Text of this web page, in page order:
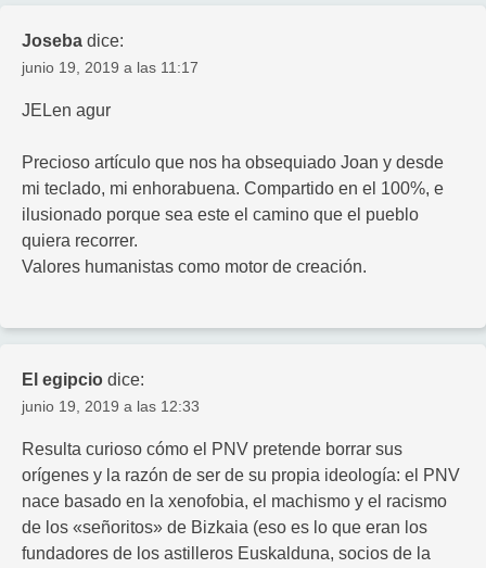
Joseba dice:
junio 19, 2019 a las 11:17
JELen agur
Precioso artículo que nos ha obsequiado Joan y desde
mi teclado, mi enhorabuena. Compartido en el 100%, e
ilusionado porque sea este el camino que el pueblo
quiera recorrer.
Valores humanistas como motor de creación.
El egipcio dice:
junio 19, 2019 a las 12:33
Resulta curioso cómo el PNV pretende borrar sus
orígenes y la razón de ser de su propia ideología: el PNV
nace basado en la xenofobia, el machismo y el racismo
de los «señoritos» de Bizkaia (eso es lo que eran los
fundadores de los astilleros Euskalduna, socios de la